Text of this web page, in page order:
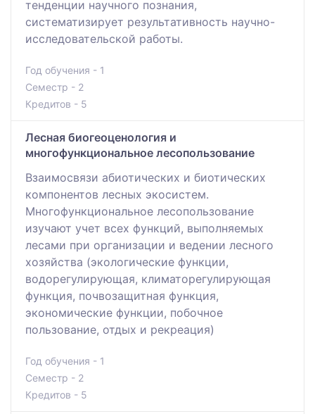
тенденции научного познания,
систематизирует результативность научно-
исследовательской работы.
Год обучения - 1
Семестр - 2
Кредитов - 5
Лесная биогеоценология и
многофункциональное лесопользование
Взаимосвязи абиотических и биотических
компонентов лесных экосистем.
Многофункциональное лесопользование
изучают учет всех функций, выполняемых
лесами при организации и ведении лесного
хозяйства (экологические функции,
водорегулирующая, климаторегулирующая
функция, почвозащитная функция,
экономические функции, побочное
пользование, отдых и рекреация)
Год обучения - 1
Семестр - 2
Кредитов - 5